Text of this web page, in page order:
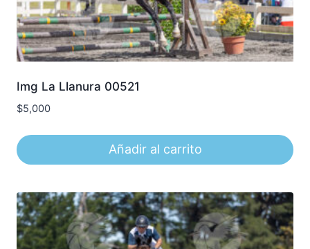
Img La Llanura 00521
$5,000
Añadir al carrito